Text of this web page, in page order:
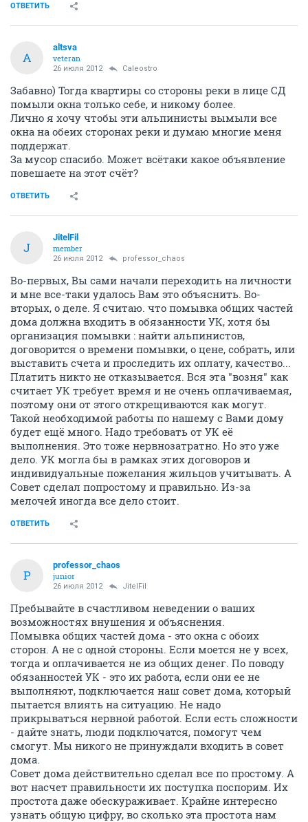
ОТВЕТИТЬ
A
altsva
veteran
26 июля 2012 Caleostro
Забавно) Тогда квартиры со стороны реки в лице СД
помыли окна только себе, и никому более.
Лично я хочу чтобы эти альпинисты вымыли все
окна на обеих сторонах реки и думаю многие меня
поддержат.
За мусор спасибо. Может всётаки какое объявление
повешаете на этот счёт?
ОТВЕТИТЬ
J
JitelFil
member
26 июля 2012 professor_chaos
Во-первых, Вы сами начали переходить на личности
и мне все-таки удалось Вам это объяснить. Во-
вторых, о деле. Я считаю. что помывка общих частей
дома должна входить в обязанности УК, хотя бы
организация помывки : найти альпинистов,
договорится о времени помывки, о цене, собрать, или
выставить счета и проследить их оплату, качество...
Платить никто не отказывается. Вся эта "возня" как
считает УК требует время и не очень оплачиваемая,
поэтому они от этого открещиваются как могут.
Такой необходимой работы по нашему с Вами дому
будет ещё много. Надо требовать от УК её
выполнения. Это тоже нервнозатратно. Но это уже
дело. УК могла бы в рамках этих договоров и
индивидуальные пожелания жильцов учитывать. А
Совет сделал попростому и правильно. Из-за
мелочей иногда все дело стоит.
ОТВЕТИТЬ
P
professor_chaos
junior
26 июля 2012 JitelFil
Пребывайте в счастливом неведении о ваших
возможностях внушения и объяснения.
Помывка общих частей дома - это окна с обоих
сторон. А не с одной стороны. Если моется не у всех,
тогда и оплачивается не из общих денег. По поводу
обязанностей УК - это их работа, если они ее не
выполняют, подключается наш совет дома, который
пытается влиять на ситуацию. Не надо
прикрываться нервной работой. Если есть сложности
- дайте знать, люди подключатся, помогут чем
смогут. Мы никого не принуждали входить в совет
дома.
Совет дома действительно сделал все по простому. А
вот насчет правильности их поступка поспорим. Их
простота даже обескураживает. Крайне интересно
узнать общую цифру, во сколько эта простота нам